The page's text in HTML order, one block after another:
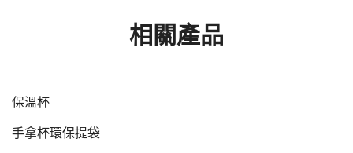
相關產品
保溫杯
手拿杯環保提袋